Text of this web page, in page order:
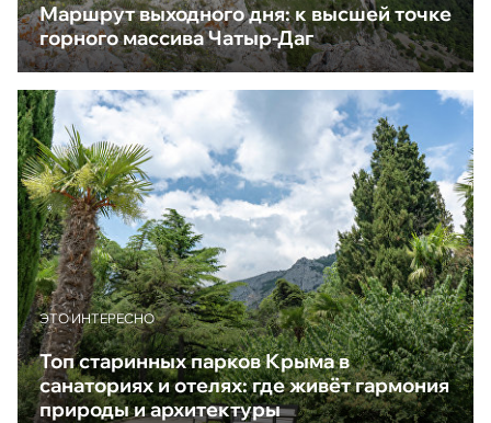
Маршрут выходного дня: к высшей точке
горного массива Чатыр-Даг
ЭТО ИНТЕРЕСНО
Топ старинных парков Крыма в
санаториях и отелях: где живёт гармония
природы и архитектуры